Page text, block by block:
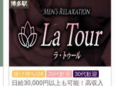
博多駅
掛け持ちOK 20代歓迎 30代歓迎
日給30,000円以上も可能！高収入